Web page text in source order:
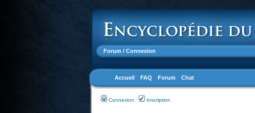
Forum / Connexion
Accueil FAQ Forum Chat
Connexion Inscription